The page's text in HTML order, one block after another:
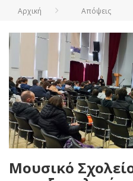
Αρχική Απόψεις
Μουσικό